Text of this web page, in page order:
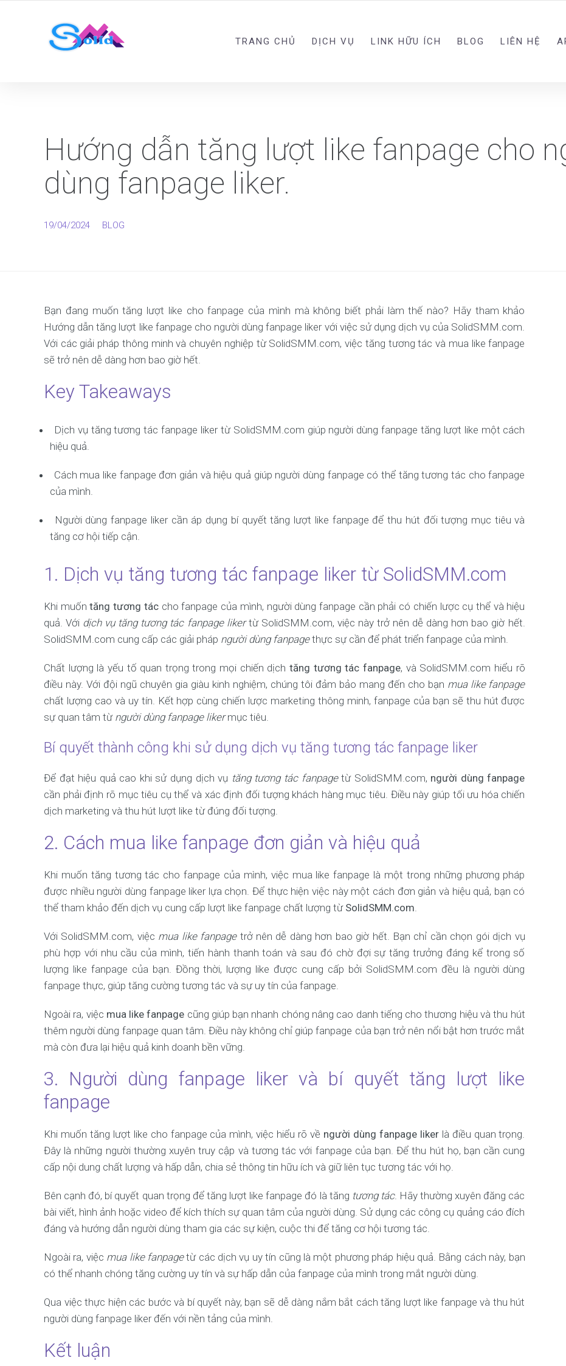
TRANG CHỦ DỊCH VỤ LINK HỮU ÍCH BLOG LIÊN HỆ
Hướng dẫn tăng lượt like fanpage cho
dùng fanpage liker.
19/04/2024 BLOG
Bạn đang muốn tăng lượt like cho fanpage của mình mà không biết phải làm thế nào? Hãy tham khảo
Hướng dẫn tăng lượt like fanpage cho người dùng fanpage liker với việc sử dụng dịch vụ của SolidSMM.com.
Với các giải pháp thông minh và chuyên nghiệp từ SolidSMM.com, việc tăng tương tác và mua like fanpage
sẽ trở nên dễ dàng hơn bao giờ hết.
Key Takeaways
Dịch vụ tăng tương tác fanpage liker từ SolidSMM.com giúp người dùng fanpage tăng lượt like một cách
hiệu quả.
Cách mua like fanpage đơn giản và hiệu quả giúp người dùng fanpage có thể tăng tương tác cho fanpage
của mình.
Người dùng fanpage liker cần áp dụng bí quyết tăng lượt like fanpage để thu hút đối tượng mục tiêu và
tăng cơ hội tiếp cận.
1. Dịch vụ tăng tương tác fanpage liker từ SolidSMM.com
Khi muốntăng tương táccho fanpage của mình, người dùng fanpage cần phải có chiến lược cụ thể và hiệu
quả. Với dịch vụ tăng tương tác fanpage likertừ SolidSMM.com, việc này trở nên dễ dàng hơn bao giờ hết.
SolidSMM.com cung cấp các giải pháp người dùng fanpagethực sự cần để phát triển fanpage của mình.
Chất lượng là yếu tố quan trọng trong mọi chiến dịchtăng tương tác fanpage, và SolidSMM.com hiểu rõ
điều này. Với đội ngũ chuyên gia giàu kinh nghiệm, chúng tôi đảm bảo mang đến cho bạn mua like fanpage
chất lượng cao và uy tín. Kết hợp cùng chiến lược marketing thông minh, fanpage của bạn sẽ thu hút được
sự quan tâm từ người dùng fanpage likermục tiêu.
Bí quyết thành công khi sử dụng dịch vụ tăng tương tác fanpage liker
Để đạt hiệu quả cao khi sử dụng dịch vụ tăng tương tác fanpagetừ SolidSMM.com, người dùng fanpage
cần phải định rõ mục tiêu cụ thể và xác định đối tượng khách hàng mục tiêu. Điều này giúp tối ưu hóa chiến
dịch marketing và thu hút lượt like từ đúng đối tượng.
2. Cách mua like fanpage đơn giản và hiệu quả
Khi muốn tăng tương tác cho fanpage của mình, việc mua like fanpage là một trong những phương pháp
được nhiều người dùng fanpage liker lựa chọn. Để thực hiện việc này một cách đơn giản và hiệu quả, bạn có
thể tham khảo đến dịch vụ cung cấp lượt like fanpage chất lượng từ SolidSMM.com.
Với SolidSMM.com, việc mua like fanpagetrở nên dễ dàng hơn bao giờ hết. Bạn chỉ cần chọn gói dịch vụ
phù hợp với nhu cầu của mình, tiến hành thanh toán và sau đó chờ đợi sự tăng trưởng đáng kể trong số
lượng like fanpage của bạn. Đồng thời, lượng like được cung cấp bởi SolidSMM.com đều là người dùng
fanpage thực, giúp tăng cường tương tác và sự uy tín của fanpage.
Ngoài ra, việc mua like fanpage cũng giúp bạn nhanh chóng nâng cao danh tiếng cho thương hiệu và thu hút
thêm người dùng fanpage quan tâm. Điều này không chỉ giúp fanpage của bạn trở nên nổi bật hơn trước mắt
mà còn đưa lại hiệu quả kinh doanh bền vững.
3. Người dùng fanpage liker và bí quyết tăng lượt like
fanpage
Khi muốn tăng lượt like cho fanpage của mình, việc hiểu rõ về người dùng fanpage likerlà điều quan trọng.
Đây là những người thường xuyên truy cập và tương tác với fanpage của bạn. Để thu hút họ, bạn cần cung
cấp nội dung chất lượng và hấp dẫn, chia sẻ thông tin hữu ích và giữ liên tục tương tác với họ.
Bên cạnh đó, bí quyết quan trọng để tăng lượt like fanpage đó là tăng tương tác. Hãy thường xuyên đăng các
bài viết, hình ảnh hoặc video để kích thích sự quan tâm của người dùng. Sử dụng các công cụ quảng cáo đích
đáng và hướng dẫn người dùng tham gia các sự kiện, cuộc thi để tăng cơ hội tương tác.
Ngoài ra, việc mua like fanpagetừ các dịch vụ uy tín cũng là một phương pháp hiệu quả. Bằng cách này, bạn
có thể nhanh chóng tăng cường uy tín và sự hấp dẫn của fanpage của mình trong mắt người dùng.
Qua việc thực hiện các bước và bí quyết này, bạn sẽ dễ dàng nắm bắt cách tăng lượt like fanpage và thu hút
người dùng fanpage liker đến với nền tảng của mình.
Kết luận